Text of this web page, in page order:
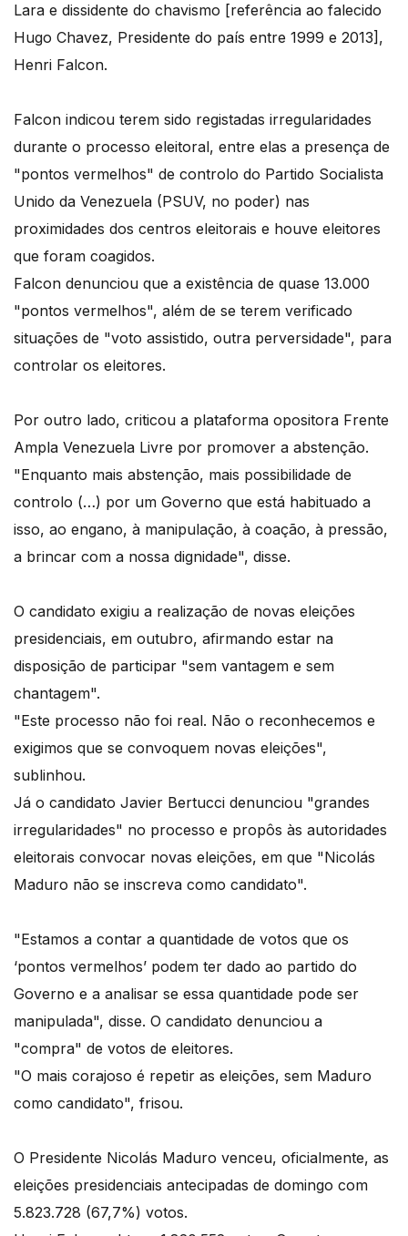
Lara e dissidente do chavismo [referência ao falecido
Hugo Chavez, Presidente do país entre 1999 e 2013],
Henri Falcon.
Falcon indicou terem sido registadas irregularidades
durante o processo eleitoral, entre elas a presença de
"pontos vermelhos" de controlo do Partido Socialista
Unido da Venezuela (PSUV, no poder) nas
proximidades dos centros eleitorais e houve eleitores
que foram coagidos.
Falcon denunciou que a existência de quase 13.000
"pontos vermelhos", além de se terem verificado
situações de "voto assistido, outra perversidade", para
controlar os eleitores.
Por outro lado, criticou a plataforma opositora Frente
Ampla Venezuela Livre por promover a abstenção.
"Enquanto mais abstenção, mais possibilidade de
controlo (…) por um Governo que está habituado a
isso, ao engano, à manipulação, à coação, à pressão,
a brincar com a nossa dignidade", disse.
O candidato exigiu a realização de novas eleições
presidenciais, em outubro, afirmando estar na
disposição de participar "sem vantagem e sem
chantagem".
"Este processo não foi real. Não o reconhecemos e
exigimos que se convoquem novas eleições",
sublinhou.
Já o candidato Javier Bertucci denunciou "grandes
irregularidades" no processo e propôs às autoridades
eleitorais convocar novas eleições, em que "Nicolás
Maduro não se inscreva como candidato".
"Estamos a contar a quantidade de votos que os
‘pontos vermelhos’ podem ter dado ao partido do
Governo e a analisar se essa quantidade pode ser
manipulada", disse. O candidato denunciou a
"compra" de votos de eleitores.
"O mais corajoso é repetir as eleições, sem Maduro
como candidato", frisou.
O Presidente Nicolás Maduro venceu, oficialmente, as
eleições presidenciais antecipadas de domingo com
5.823.728 (67,7%) votos.